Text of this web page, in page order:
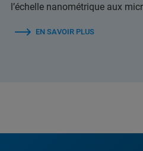
l’échelle nanométrique aux
EN SAVOIR PLUS